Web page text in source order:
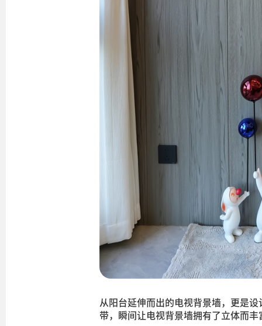
从阳台延伸而出的电视背景墙，更是
带，瞬间让电视背景墙拥有了立体而丰